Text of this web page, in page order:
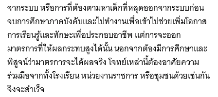
จากระบบ หรือการที่ต้องตามหาเด็กที่หลุดออกจากระบบก่อน
จบการศึกษาภาคบังคับและไปทำงานเพื่อเข้าไปช่วยเพิ่มโอกาส
การเรียนรู้และทักษะเพื่อประกอบอาชีพ แต่การจะออก
มาตรการที่ให้ผลกระทบสูงได้นั้น นอกจากต้องมีการศึกษาและ
พิสูจน์ว่ามาตรการจะได้ผลจริง โจทย์เหล่านี้ต้องอาศัยความ
ร่วมมือจากทั้งโรงเรียน หน่วยงานราชการ หรือชุมชนด้วยเช่นกัน
จึงจะสำเร็จ